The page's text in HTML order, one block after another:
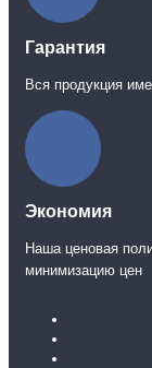
Гарантия
Вся продукция
Экономия
Наша ценовая
минимизацию цен